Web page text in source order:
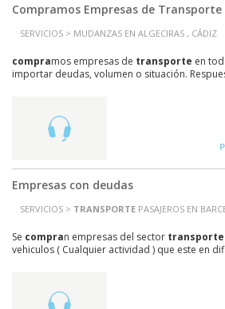
Compramos Empresas de Transporte
SERVICIOS > MUDANZAS EN ALGECIRAS , CÁDIZ
compramos empresas de transporte en
importar deudas, volumen o situación.
Empresas con deudas
SERVICIOS > TRANSPORTE PASAJEROS EN
Se compran empresas del sector transporte
vehiculos ( Cualquier actividad ) que este en